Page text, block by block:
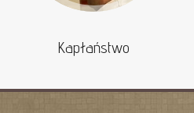
Kapłaństwo